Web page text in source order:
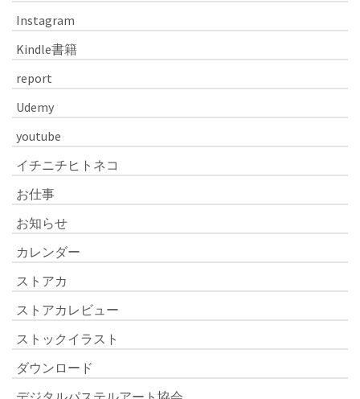
Instagram
Kindle書籍
report
Udemy
youtube
イチニチヒトネコ
お仕事
お知らせ
カレンダー
ストアカ
ストアカレビュー
ストックイラスト
ダウンロード